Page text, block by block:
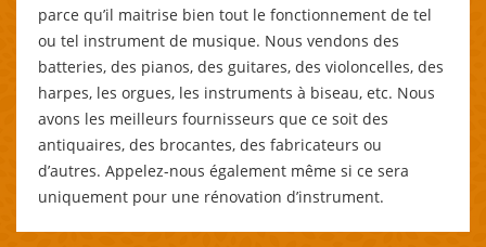
parce qu’il maitrise bien tout le fonctionnement de tel
ou tel instrument de musique. Nous vendons des
batteries, des pianos, des guitares, des violoncelles, des
harpes, les orgues, les instruments à biseau, etc. Nous
avons les meilleurs fournisseurs que ce soit des
antiquaires, des brocantes, des fabricateurs ou
d’autres. Appelez-nous également même si ce sera
uniquement pour une rénovation d’instrument.